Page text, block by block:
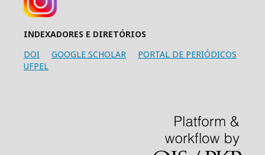
INDEXADORES E DIRETÓRIOS
DOI
GOOGLE SCHOLAR
PORTAL DE PERIÓDICOS
UFPEL